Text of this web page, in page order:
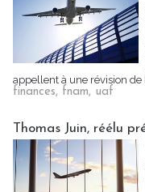
appellent à une révision de
finances, fnam, uaf
Thomas Juin, réélu